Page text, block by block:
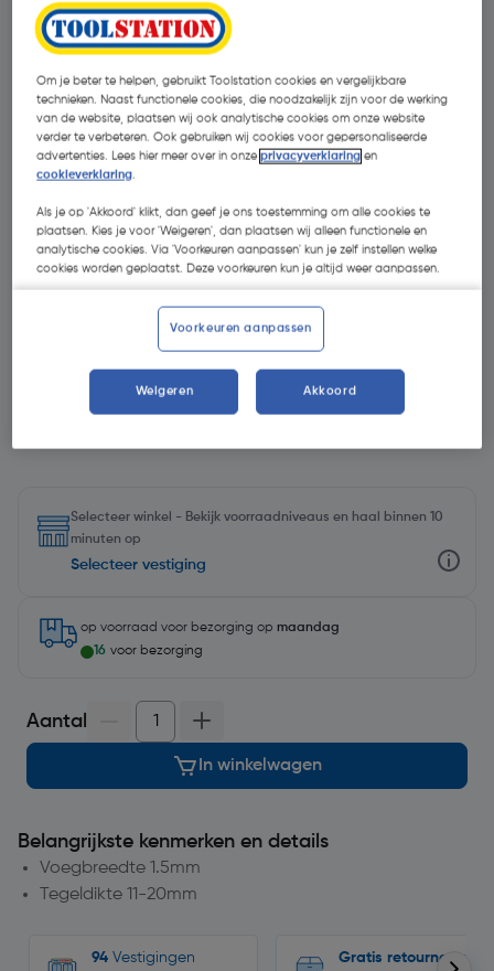
| Excl. btw € 9,50
Kies productvariant
Selecteer winkel - Bekijk voorraadniveaus en haal binnen 10
minuten op
Selecteer vestiging
op voorraad voor bezorging op maandag
16 voor bezorging
Aantal
In winkelwagen
Belangrijkste kenmerken en details
Voegbreedte 1.5mm
Tegeldikte 11-20mm
94 Vestigingen
Gratis retourneren
Om je beter te helpen, gebruikt Toolstation cookies en vergelijkbare
technieken. Naast functionele cookies, die noodzakelijk zijn voor de werking
van de website, plaatsen wij ook analytische cookies om onze website
verder te verbeteren. Ook gebruiken wij cookies voor gepersonaliseerde
advertenties. Lees hier meer over in onzeprivacyverklaring en
cookieverklaring.
Als je op 'Akkoord' klikt, dan geef je ons toestemming om alle cookies te
plaatsen. Kies je voor 'Weigeren', dan plaatsen wij alleen functionele en
analytische cookies. Via 'Voorkeuren aanpassen' kun je zelf instellen welke
cookies worden geplaatst. Deze voorkeuren kun je altijd weer aanpassen.
Voorkeuren aanpassen
Weigeren Akkoord